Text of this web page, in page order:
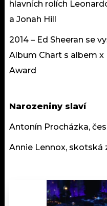
hlavních rolích
a Jonah Hill
2014 – Ed Sheeran se
Album Chart s albem
Award
Narozeniny slaví
Antonín Procházka,
Annie Lennox, skotská